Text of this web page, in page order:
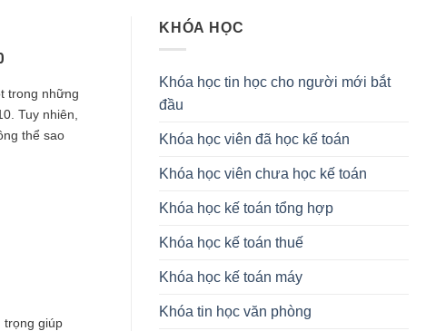
trong những
Tuy nhiên,
thể sao
trọng giúp
KHÓA HỌC
Khóa học tin học cho người mới bắt
đầu
Khóa học viên đã học kế toán
Khóa học viên chưa học kế toán
Khóa học kế toán tổng hợp
Khóa học kế toán thuế
Khóa học kế toán máy
Khóa tin học văn phòng